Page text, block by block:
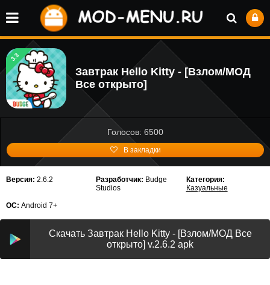
3.3
Завтрак Hello Kitty - [Взлом/МОД
Все открыто]
Голосов: 6500
В закладки
Версия: 2.6.2 Разработчик: Budge
Studios
Категория:
Казуальные
ОС: Android 7+
Скачать Завтрак Hello Kitty - [Взлом/МОД Все
открыто] v.2.6.2 apk